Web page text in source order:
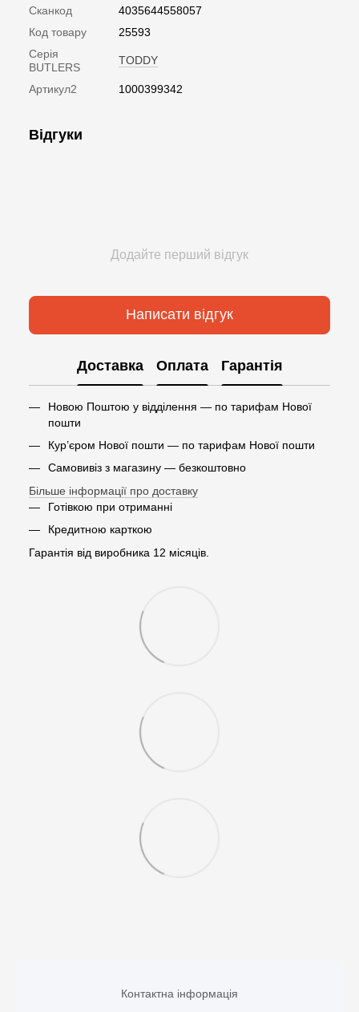
Сканкод
4035644558057
Код товару
25593
Серія
BUTLERS
TODDY
Артикул2 1000399342
Відгуки
Додайте перший відгук
Написати відгук
Доставка Оплата Гарантія
Новою Поштою у відділення — по тарифам Нової
пошти
Кур’єром Нової пошти — по тарифам Нової пошти
Самовивіз з магазину — безкоштовно
Більше інформації про доставку
Готівкою при отриманні
Кредитною карткою
Гарантія від виробника 12 місяців.
Контактна інформація